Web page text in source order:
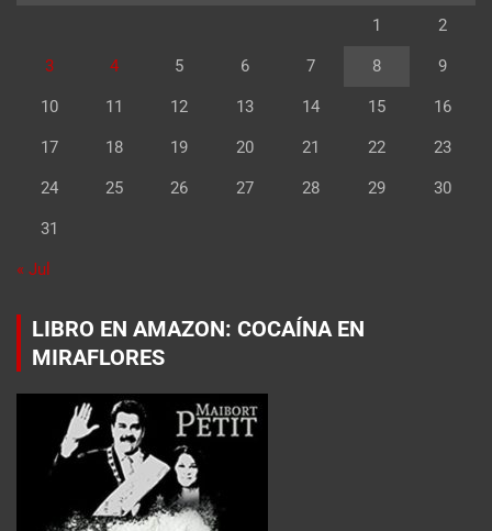
1 2
3 4 5 6 7 8 9
10 11 12 13 14 15 16
17 18 19 20 21 22 23
24 25 26 27 28 29 30
31
« Jul
LIBRO EN AMAZON: COCAÍNA EN
MIRAFLORES